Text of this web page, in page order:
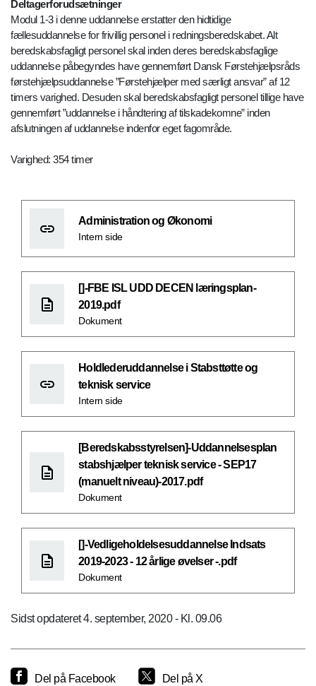
Deltagerforudsætninger
Modul 1-3 i denne uddannelse erstatter den hidtidige
fællesuddannelse for frivillig personel i redningsberedskabet. Alt
beredskabsfagligt personel skal inden deres beredskabsfaglige
uddannelse påbegyndes have gennemført Dansk Førstehjælpsråds
førstehjælpsuddannelse ”Førstehjælper med særligt ansvar” af 12
timers varighed. Desuden skal beredskabsfagligt personel tillige have
gennemført ”uddannelse i håndtering af tilskadekomne” inden
afslutningen af uddannelse indenfor eget fagområde.
Varighed: 354 timer
Administration og Økonomi
Intern side
[]-FBE ISL UDD DECEN læringsplan-
2019.pdf
Dokument
Holdlederuddannelse i Stabsttøtte og
teknisk service
Intern side
[Beredskabsstyrelsen]-Uddannelsesplan
stabshjælper teknisk service - SEP17
(manuelt niveau)-2017.pdf
Dokument
[]-Vedligeholdelsesuddannelse Indsats
2019-2023 - 12 årlige øvelser -.pdf
Dokument
Sidst opdateret 4. september, 2020 - Kl. 09.06
Del på Facebook Del på X